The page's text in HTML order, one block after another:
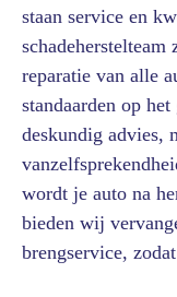
staan service en
reparatie van alle
standaarden op
deskundig advies,
wordt je auto na
bieden wij
brengservice,